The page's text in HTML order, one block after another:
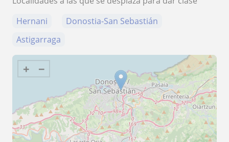
Hernani
Donostia-San Sebastián
Astigarraga
+ −